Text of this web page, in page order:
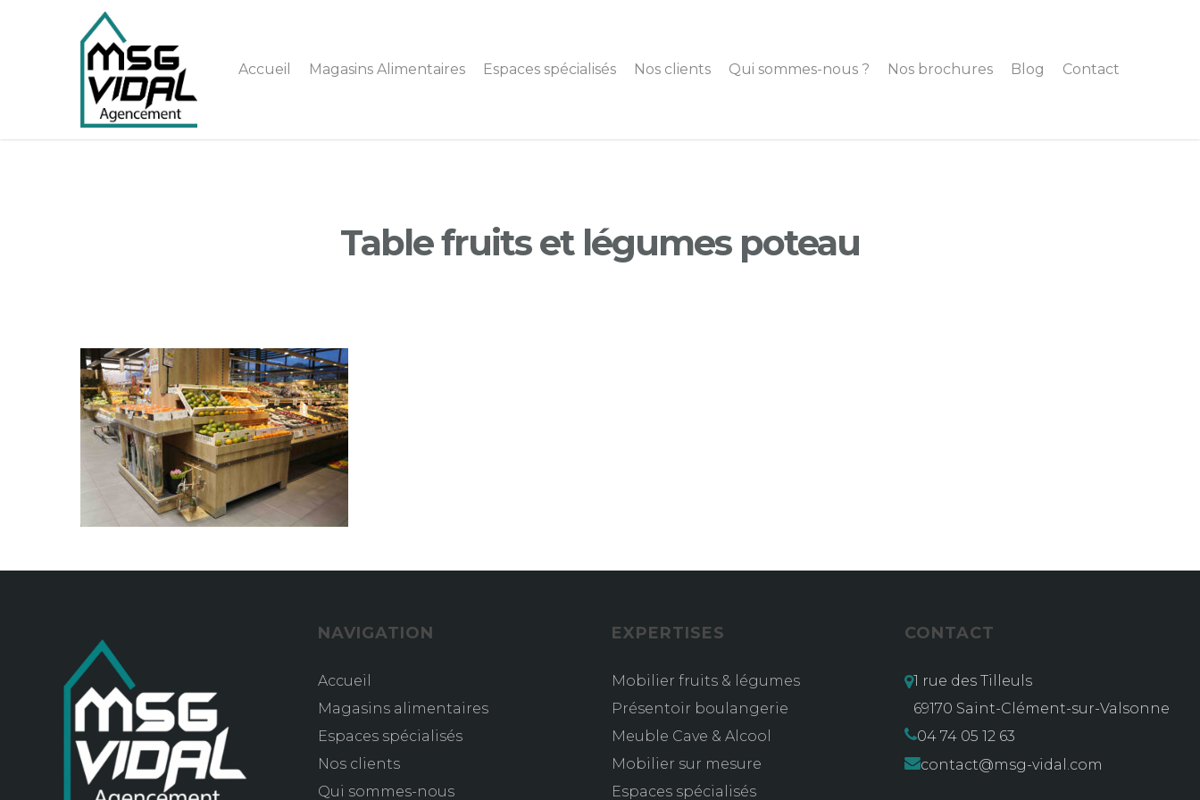
Accueil Magasins Alimentaires Espaces spécialisés Nos clients Qui sommes-nous ? Nos brochures Blog Contact
Table fruits et légumes poteau
NAVIGATION
Accueil
Magasins alimentaires
Espaces spécialisés
Nos clients
Qui sommes-nous
EXPERTISES
Mobilier fruits & légumes
Présentoir boulangerie
Meuble Cave & Alcool
Mobilier sur mesure
Espaces spécialisés
CONTACT
1 rue des Tilleuls
69170 Saint-Clément-sur-Valsonne
04 74 05 12 63
contact@msg-vidal.com